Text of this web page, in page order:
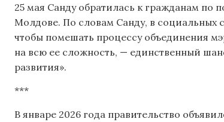
25 мая Санду обратилась к гражданам по
Молдове. По словам Санду, в социальных
чтобы помешать процессу объединения
на всю ее сложность, — единственный
развития».
***
В январе 2026 года правительство